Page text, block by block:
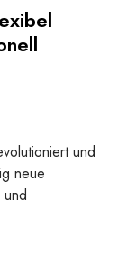
und
neue